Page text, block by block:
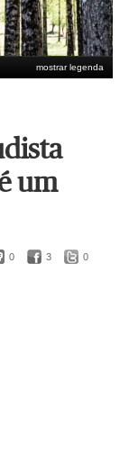
mostrar legenda
um
0 3 0